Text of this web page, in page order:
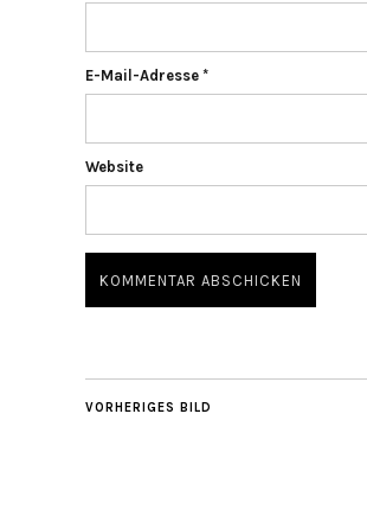
E-Mail-Adresse *
Website
VORHERIGES BILD